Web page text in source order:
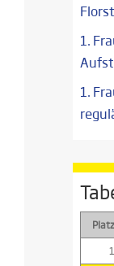
1.
1.
Platz
1